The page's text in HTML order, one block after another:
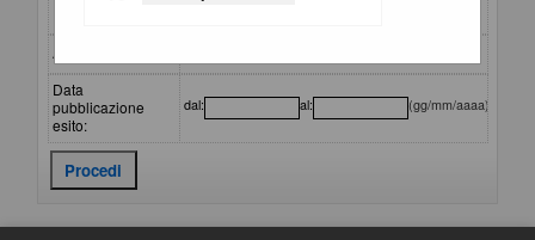
Aggiudicatario:
Data
pubblicazione
esito:
dal: al: (gg/mm/aaaa)